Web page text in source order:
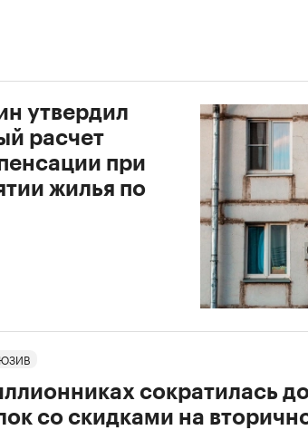
утвердил
расчет
при
жилья по
сократилась
со скидками на